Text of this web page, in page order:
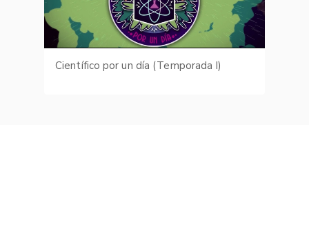
Científico por un día (Temporada I)